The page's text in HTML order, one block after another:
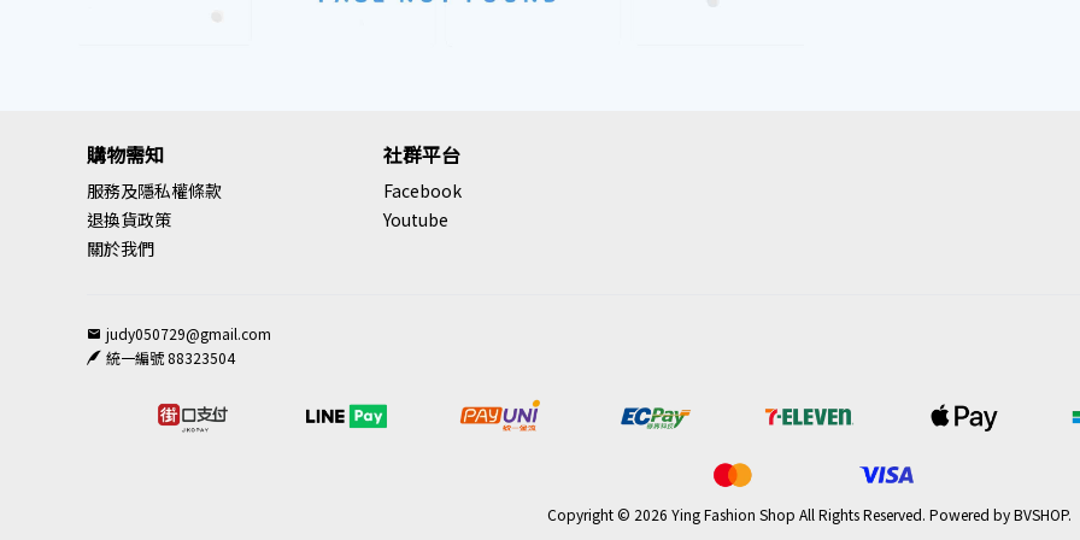
購物需知
服務及隱私權條款
退換貨政策
關於我們
社群平台
Facebook
Youtube
judy050729@gmail.com
統一編號 88323504
Copyright © 2026 Ying Fashion Shop All Rights Reserved.Powered byBVSHOP.